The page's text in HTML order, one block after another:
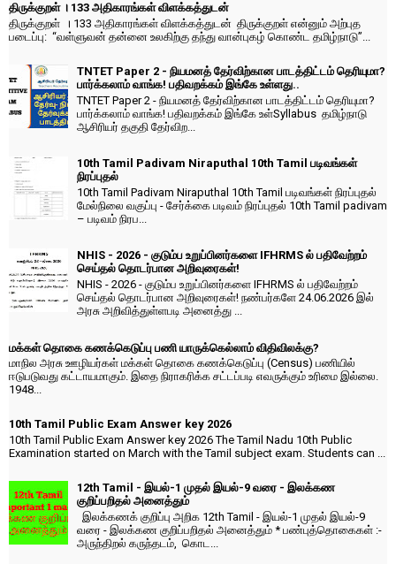
திருக்குறள் । 133 அதிகாரங்கள் விளக்கத்துடன்
திருக்குறள் । 133 அதிகாரங்கள் விளக்கத்துடன் திருக்குறள் என்னும் அற்புத
படைப்பு: “வள்ளுவன் தன்னை உலகிற்கு தந்து வான்புகழ் கொண்ட தமிழ்நாடு”...
TNTET Paper 2 - நியமனத் தேர்விற்கான பாடத்திட்டம் தெரியுமா?
பார்க்கலாம் வாங்க! பதிவறக்கம் இங்கே உள்ளது..
TNTET Paper 2 - நியமனத் தேர்விற்கான பாடத்திட்டம் தெரியுமா?
பார்க்கலாம் வாங்க! பதிவறக்கம் இங்கே உள்Syllabus தமிழ்நாடு
ஆசிரியர் தகுதி தேர்விற...
10th Tamil Padivam Niraputhal 10th Tamil படிவங்கள்
நிரப்புதல்
10th Tamil Padivam Niraputhal 10th Tamil படிவங்கள் நிரப்புதல்
மேல்நிலை வகுப்பு - சேர்க்கை படிவம் நிரப்புதல் 10th Tamil padivam
– படிவம் நிரப...
NHIS - 2026 - குடும்ப உறுப்பினர்களை IFHRMS ல் பதிவேற்றம்
செய்தல் தொடர்பான அறிவுரைகள்!
NHIS - 2026 - குடும்ப உறுப்பினர்களை IFHRMS ல் பதிவேற்றம்
செய்தல் தொடர்பான அறிவுரைகள்! நண்பர்களே 24.06.2026 இல்
அரசு அறிவித்துள்ளபடி அனைத்து ...
மக்கள் தொகை கணக்கெடுப்பு பணி யாருக்கெல்லாம் விதிவிலக்கு?
மாநில அரசு ஊழியர்கள் மக்கள் தொகை கணக்கெடுப்பு (Census) பணியில்
ஈடுபடுவது கட்டாயமாகும். இதை நிராகரிக்க சட்டப்படி எவருக்கும் உரிமை இல்லை.
1948...
10th Tamil Public Exam Answer key 2026
10th Tamil Public Exam Answer key 2026 The Tamil Nadu 10th Public
Examination started on March with the Tamil subject exam. Students can ...
12th Tamil - இயல்-1 முதல் இயல்-9 வரை - இலக்கண
குறிப்பறிதல் அனைத்தும்
இலக்கணக் குறிப்பு அறிக 12th Tamil - இயல்-1 முதல் இயல்-9
வரை - இலக்கண குறிப்பறிதல் அனைத்தும் * பண்புத்தொகைகள் :-
அருந்திறல் கருந்தடம், கொட...